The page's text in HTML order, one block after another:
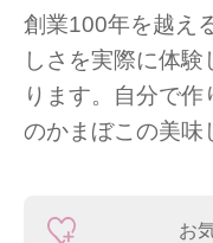
創業100年を越え
しさを実際に体
ります。自分で
のかまぼこの美味
お